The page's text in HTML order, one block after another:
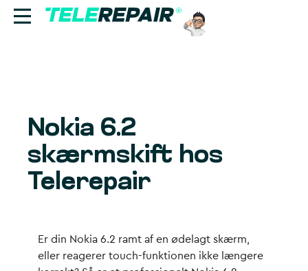
Find butik
Erhverv
Nokia 6.2
skærmskift hos
Telerepair
Er din Nokia 6.2 ramt af en ødelagt skærm,
eller reagerer touch-funktionen ikke længere